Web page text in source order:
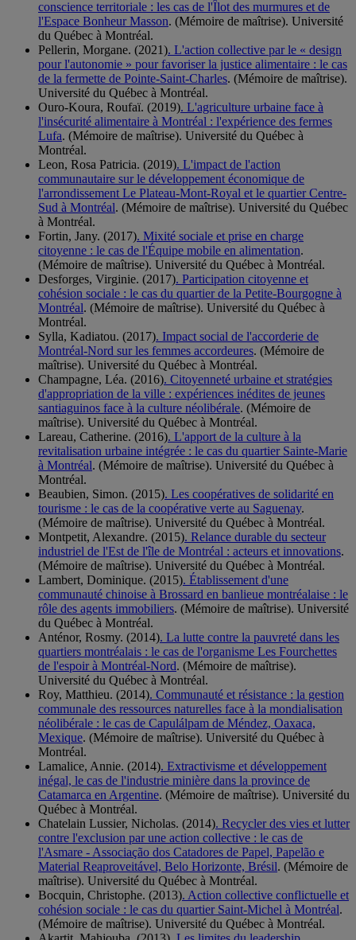
conscience territoriale : les cas de l'Îlot des murmures et de
l'Espace Bonheur Masson. (Mémoire de maîtrise). Université
du Québec à Montréal.
Pellerin, Morgane. (2021). L'action collective par le « design
pour l'autonomie » pour favoriser la justice alimentaire : le cas
de la fermette de Pointe-Saint-Charles. (Mémoire de maîtrise).
Université du Québec à Montréal.
Ouro-Koura, Roufaï. (2019). L'agriculture urbaine face à
l'insécurité alimentaire à Montréal : l'expérience des fermes
Lufa. (Mémoire de maîtrise). Université du Québec à
Montréal.
Leon, Rosa Patricia. (2019). L'impact de l'action
communautaire sur le développement économique de
l'arrondissement Le Plateau-Mont-Royal et le quartier Centre-
Sud à Montréal. (Mémoire de maîtrise). Université du Québec
à Montréal.
Fortin, Jany. (2017). Mixité sociale et prise en charge
citoyenne : le cas de l'Équipe mobile en alimentation.
(Mémoire de maîtrise). Université du Québec à Montréal.
Desforges, Virginie. (2017). Participation citoyenne et
cohésion sociale : le cas du quartier de la Petite-Bourgogne à
Montréal. (Mémoire de maîtrise). Université du Québec à
Montréal.
Sylla, Kadiatou. (2017). Impact social de l'accorderie de
Montréal-Nord sur les femmes accordeures. (Mémoire de
maîtrise). Université du Québec à Montréal.
Champagne, Léa. (2016). Citoyenneté urbaine et stratégies
d'appropriation de la ville : expériences inédites de jeunes
santiaguinos face à la culture néolibérale. (Mémoire de
maîtrise). Université du Québec à Montréal.
Lareau, Catherine. (2016). L'apport de la culture à la
revitalisation urbaine intégrée : le cas du quartier Sainte-Marie
à Montréal. (Mémoire de maîtrise). Université du Québec à
Montréal.
Beaubien, Simon. (2015). Les coopératives de solidarité en
tourisme : le cas de la coopérative verte au Saguenay.
(Mémoire de maîtrise). Université du Québec à Montréal.
Montpetit, Alexandre. (2015). Relance durable du secteur
industriel de l'Est de l'île de Montréal : acteurs et innovations.
(Mémoire de maîtrise). Université du Québec à Montréal.
Lambert, Dominique. (2015). Établissement d'une
communauté chinoise à Brossard en banlieue montréalaise : le
rôle des agents immobiliers. (Mémoire de maîtrise). Université
du Québec à Montréal.
Anténor, Rosmy. (2014). La lutte contre la pauvreté dans les
quartiers montréalais : le cas de l'organisme Les Fourchettes
de l'espoir à Montréal-Nord. (Mémoire de maîtrise).
Université du Québec à Montréal.
Roy, Matthieu. (2014). Communauté et résistance : la gestion
communale des ressources naturelles face à la mondialisation
néolibérale : le cas de Capulálpam de Méndez, Oaxaca,
Mexique. (Mémoire de maîtrise). Université du Québec à
Montréal.
Lamalice, Annie. (2014). Extractivisme et développement
inégal, le cas de l'industrie minière dans la province de
Catamarca en Argentine. (Mémoire de maîtrise). Université du
Québec à Montréal.
Chatelain Lussier, Nicholas. (2014). Recycler des vies et lutter
contre l'exclusion par une action collective : le cas de
l'Asmare - Associação dos Catadores de Papel, Papelão e
Material Reaproveitável, Belo Horizonte, Brésil. (Mémoire de
maîtrise). Université du Québec à Montréal.
Bocquin, Christophe. (2013). Action collective conflictuelle et
cohésion sociale : le cas du quartier Saint-Michel à Montréal.
(Mémoire de maîtrise). Université du Québec à Montréal.